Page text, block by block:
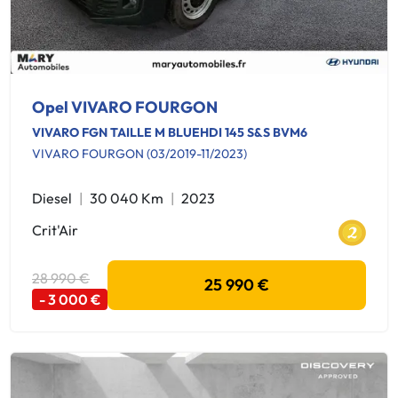
Opel VIVARO FOURGON
VIVARO FGN TAILLE M BLUEHDI 145 S&S BVM6
VIVARO FOURGON (03/2019-11/2023)
Diesel 30 040 Km
2023
Crit'Air
28 990 €
- 3 000 €
25 990 €